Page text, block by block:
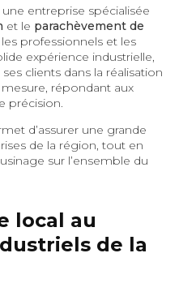
une entreprise spécialisée
et le parachèvement de
professionnels et les
expérience industrielle,
clients dans la réalisation
répondant aux
précision.
d’assurer une grande
de la région, tout en
sur l’ensemble du
local au
de la